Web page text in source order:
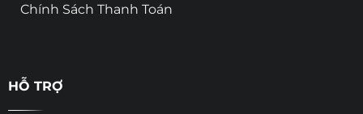
Chính Sách Thanh Toán
HỖ TRỢ